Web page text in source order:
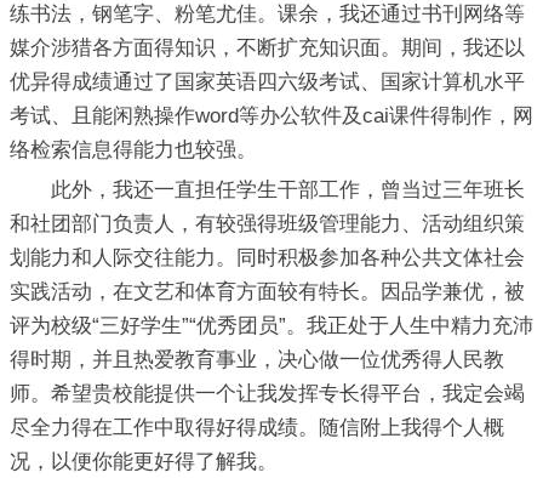
练书法，钢笔字、粉笔尤佳。课余，我还通过书刊网络等
媒介涉猎各方面得知识，不断扩充知识面。期间，我还以
优异得成绩通过了国家英语四六级考试、国家计算机水平
考试、且能闲熟操作word等办公软件及cai课件得制作，网
络检索信息得能力也较强。
此外，我还一直担任学生干部工作，曾当过三年班长
和社团部门负责人，有较强得班级管理能力、活动组织策
划能力和人际交往能力。同时积极参加各种公共文体社会
实践活动，在文艺和体育方面较有特长。因品学兼优，被
评为校级“三好学生”“优秀团员”。我正处于人生中精力充沛
得时期，并且热爱教育事业，决心做一位优秀得人民教
师。希望贵校能提供一个让我发挥专长得平台，我定会竭
尽全力得在工作中取得好得成绩。随信附上我得个人概
况，以便你能更好得了解我。